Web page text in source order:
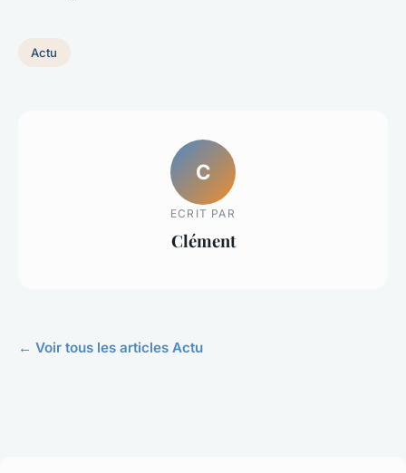
Actu
C
ECRIT PAR
Clément
← Voir tous les articles Actu